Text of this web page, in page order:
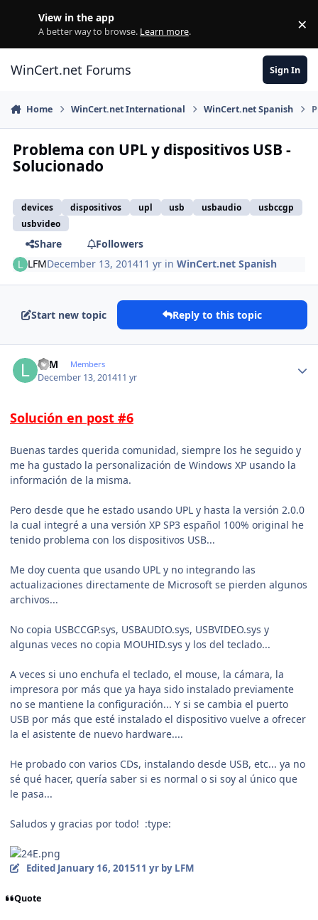
View in the app
A better way to browse. Learn more. ×
WinCert.net Forums Sign In
Home WinCert.net International WinCert.net Spanish
Problema con UPL y dispositivos USB -
Solucionado
devices dispositivos upl usb usbaudio
usbccgp
usbvideo
Share
Followers
LFMDecember 13, 201411 yr inWinCert.net Spanish
Start new topic Reply to this topic
LFM Members
December 13, 201411 yr
Solución en post #6
Buenas tardes querida comunidad, siempre los he seguido y
me ha gustado la personalización de Windows XP usando la
información de la misma.
Pero desde que he estado usando UPL y hasta la versión 2.0.0
la cual integré a una versión XP SP3 español 100% original he
tenido problema con los dispositivos USB...
Me doy cuenta que usando UPL y no integrando las
actualizaciones directamente de Microsoft se pierden algunos
archivos...
No copia USBCCGP.sys, USBAUDIO.sys, USBVIDEO.sys y
algunas veces no copia MOUHID.sys y los del teclado...
A veces si uno enchufa el teclado, el mouse, la cámara, la
impresora por más que ya haya sido instalado previamente
no se mantiene la configuración... Y si se cambia el puerto
USB por más que esté instalado el dispositivo vuelve a ofrecer
la el asistente de nuevo hardware....
He probado con varios CDs, instalando desde USB, etc... ya no
sé qué hacer, quería saber si es normal o si soy al único que
le pasa...
Saludos y gracias por todo! :type:
Edited January 16, 201511 yrby LFM
Quote